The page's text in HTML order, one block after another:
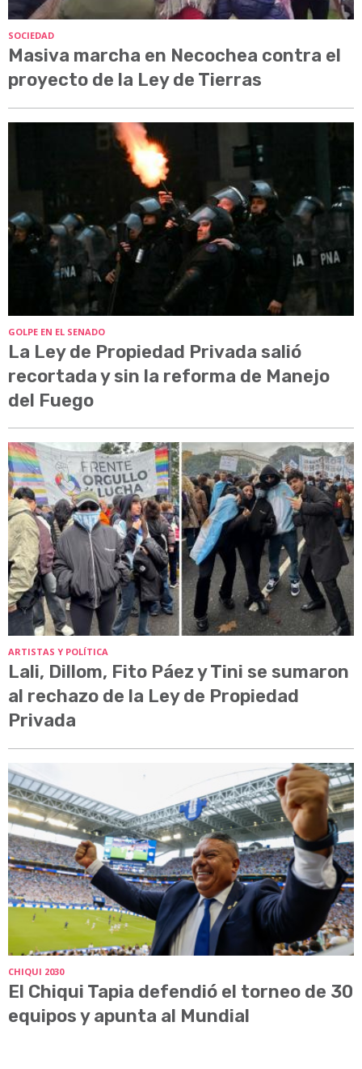
SOCIEDAD
Masiva marcha en Necochea contra el
proyecto de la Ley de Tierras
GOLPE EN EL SENADO
La Ley de Propiedad Privada salió
recortada y sin la reforma de Manejo
del Fuego
ARTISTAS Y POLÍTICA
Lali, Dillom, Fito Páez y Tini se sumaron
al rechazo de la Ley de Propiedad
Privada
CHIQUI 2030
El Chiqui Tapia defendió el torneo de 30
equipos y apunta al Mundial